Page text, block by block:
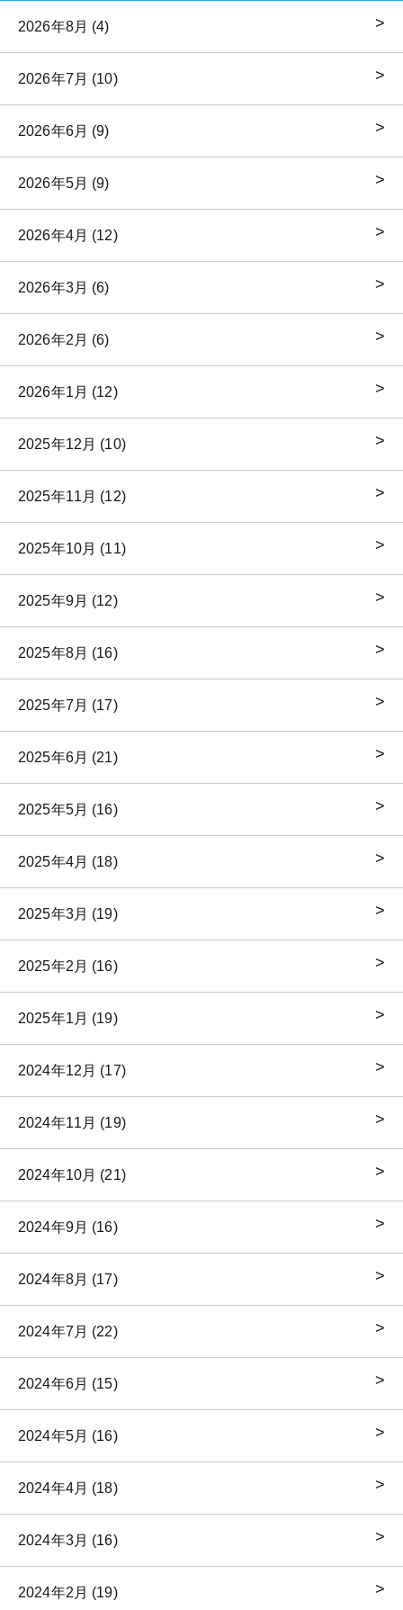
2026年8月 (4)
2026年7月 (10)
2026年6月 (9)
2026年5月 (9)
2026年4月 (12)
2026年3月 (6)
2026年2月 (6)
2026年1月 (12)
2025年12月 (10)
2025年11月 (12)
2025年10月 (11)
2025年9月 (12)
2025年8月 (16)
2025年7月 (17)
2025年6月 (21)
2025年5月 (16)
2025年4月 (18)
2025年3月 (19)
2025年2月 (16)
2025年1月 (19)
2024年12月 (17)
2024年11月 (19)
2024年10月 (21)
2024年9月 (16)
2024年8月 (17)
2024年7月 (22)
2024年6月 (15)
2024年5月 (16)
2024年4月 (18)
2024年3月 (16)
2024年2月 (19)